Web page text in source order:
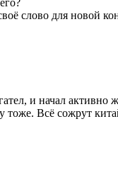
слово для новой
и начал
тоже. Всё сожрут